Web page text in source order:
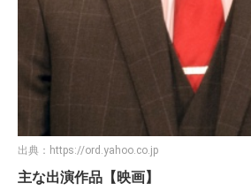
出典： https://ord.yahoo.co.jp
主な出演作品【映画】